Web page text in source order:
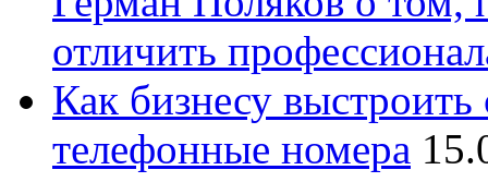
отличить
Как бизнесу
телефонные номера